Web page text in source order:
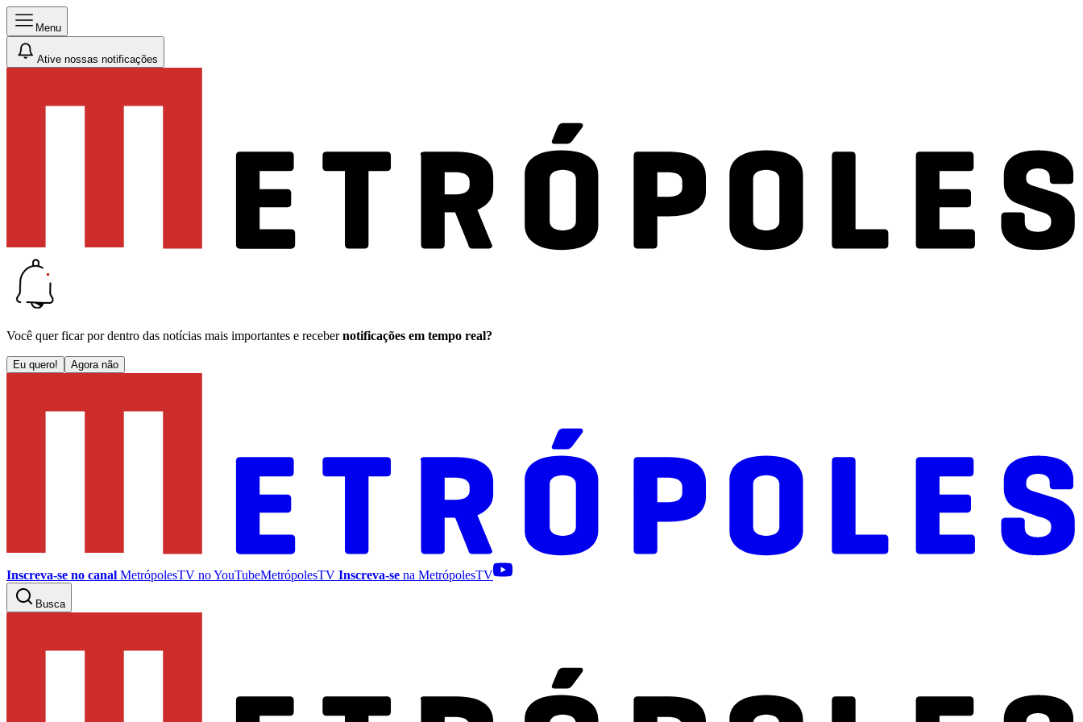
Menu
Ative nossas notificações
Você quer ficar por dentro das notícias mais importantes e receber notificações em tempo real?
Eu quero! Agora não
Inscreva-se no canal MetrópolesTV noYouTubeMetrópolesTV Inscreva-se na MetrópolesTV
Busca